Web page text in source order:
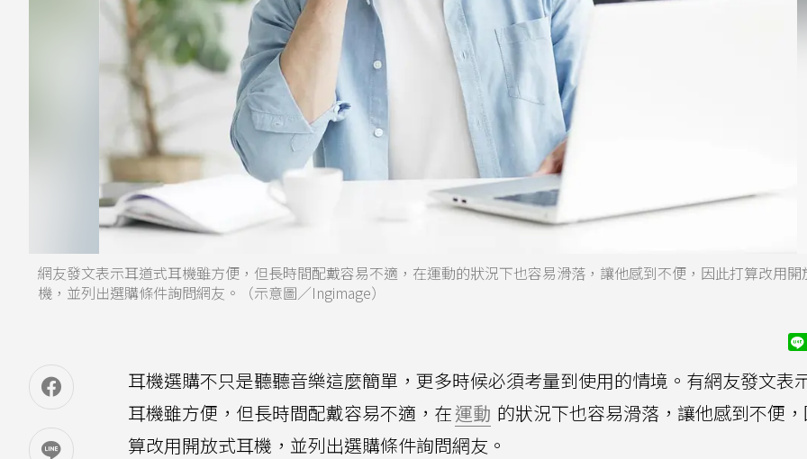
網友發文表示耳道式耳機雖方便，但長時間配戴容易不適，在運動的狀況下也容易滑落，讓他感到不便，因此打算改用開
機，並列出選購條件詢問網友。（示意圖／Ingimage）
耳機選購不只是聽聽音樂這麼簡單，更多時候必須考量到使用的情境。有網友發文表
耳機雖方便，但長時間配戴容易不適，在運動 的狀況下也容易滑落，讓他感到不便
算改用開放式耳機，並列出選購條件詢問網友。